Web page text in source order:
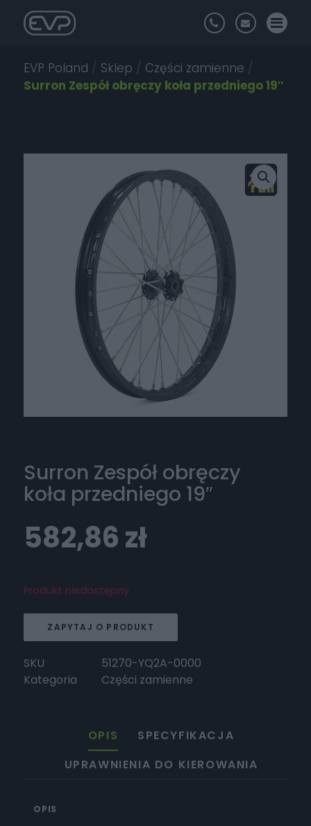
EVP Poland / Sklep / Części zamienne /
Surron Zespół obręczy koła przedniego 19″
Surron Zespół obręczy
koła przedniego 19″
582,86zł
Produkt niedostępny.
ZAPYTAJ O PRODUKT
SKU
51270-YQ2A-0000
Kategoria
Części zamienne
OPIS
SPECYFIKACJA
UPRAWNIENIA DO KIEROWANIA
OPIS